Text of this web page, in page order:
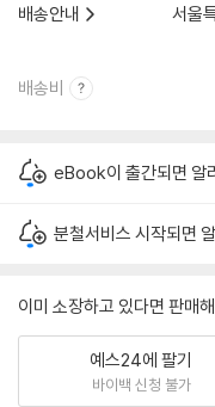
배송안내
서울
배송비
eBook이 출간되면 알
분철서비스 시작되면
이미 소장하고 있다면 판매
예스24에 팔기
바이백 신청 불가